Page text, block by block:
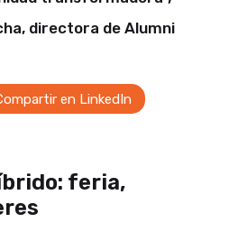
directora de Alumni
en LinkedIn
feria,